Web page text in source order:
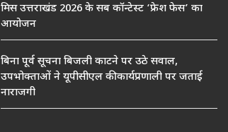
मिस उत्तराखंड 2026 के सब कॉन्टेस्ट ‘फ्रेश फेस’ का
आयोजन
बिना पूर्व सूचना बिजली काटने पर उठे सवाल,
उपभोक्ताओं ने यूपीसीएल की कार्यप्रणाली पर जताई
नाराजगी